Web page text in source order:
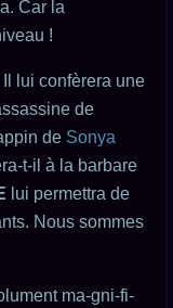
Car la
!
lui confèrera une
de
de Sonya
t-il à la barbare
lui permettra de
Nous sommes
ma-gni-fi-